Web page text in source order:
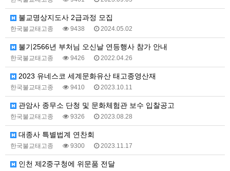
불교명상지도사 2급과정 모집
한국불교태고종 9438 2024.05.02
불기2566년 부처님 오신날 연등행사 참가 안내
한국불교태고종 9426 2022.04.26
2023 유네스코 세계문화유산 태고종영산재
한국불교태고종 9410 2023.10.11
관암사 종무소 단청 및 문화체험관 보수 입찰공고
한국불교태고종 9326 2023.08.28
대종사 특별법계 연찬회
한국불교태고종 9300 2023.11.17
인천 제2중구청에 위문품 전달